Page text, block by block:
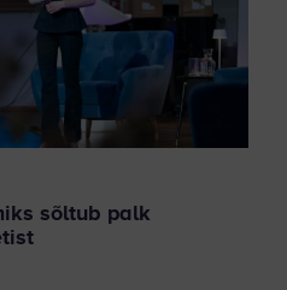
sõltub palk